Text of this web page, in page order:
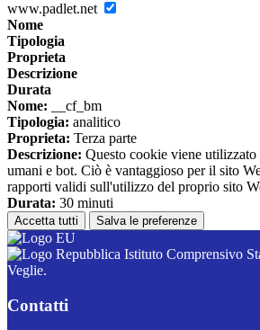
www.padlet.net
Nome
Tipologia
Proprieta
Descrizione
Durata
Nome: __cf_bm
Tipologia: analitico
Proprieta: Terza parte
Descrizione: Questo cookie viene utilizzato
umani e bot. Ciò è vantaggioso per il sito
rapporti validi sull'utilizzo del proprio sito
Durata: 30 minuti
Accetta tutti Salva le preferenze
Istituto Comprensivo
Veglie.
Contatti